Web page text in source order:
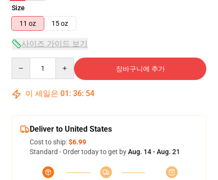
Size
11 oz
15 oz
사이즈 가이드 보기
장바구니에 추가
이 세일은 01 : 36: 54
Deliver to United States
Cost to ship:$6.99
Standard - Order today to get byAug. 14 - Aug. 21